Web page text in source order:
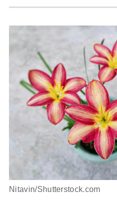
Nitavin/Shutterstock.com